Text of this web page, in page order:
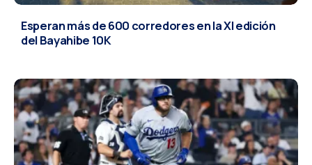
Esperan más de 600 corredores en la XI edición
del Bayahibe 10K